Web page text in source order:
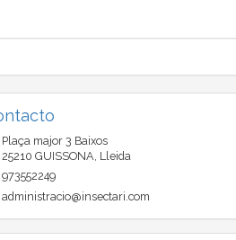
Plaça major 3 Baixos
25210 GUISSONA, Lleida
973552249
administracio@insectari.com